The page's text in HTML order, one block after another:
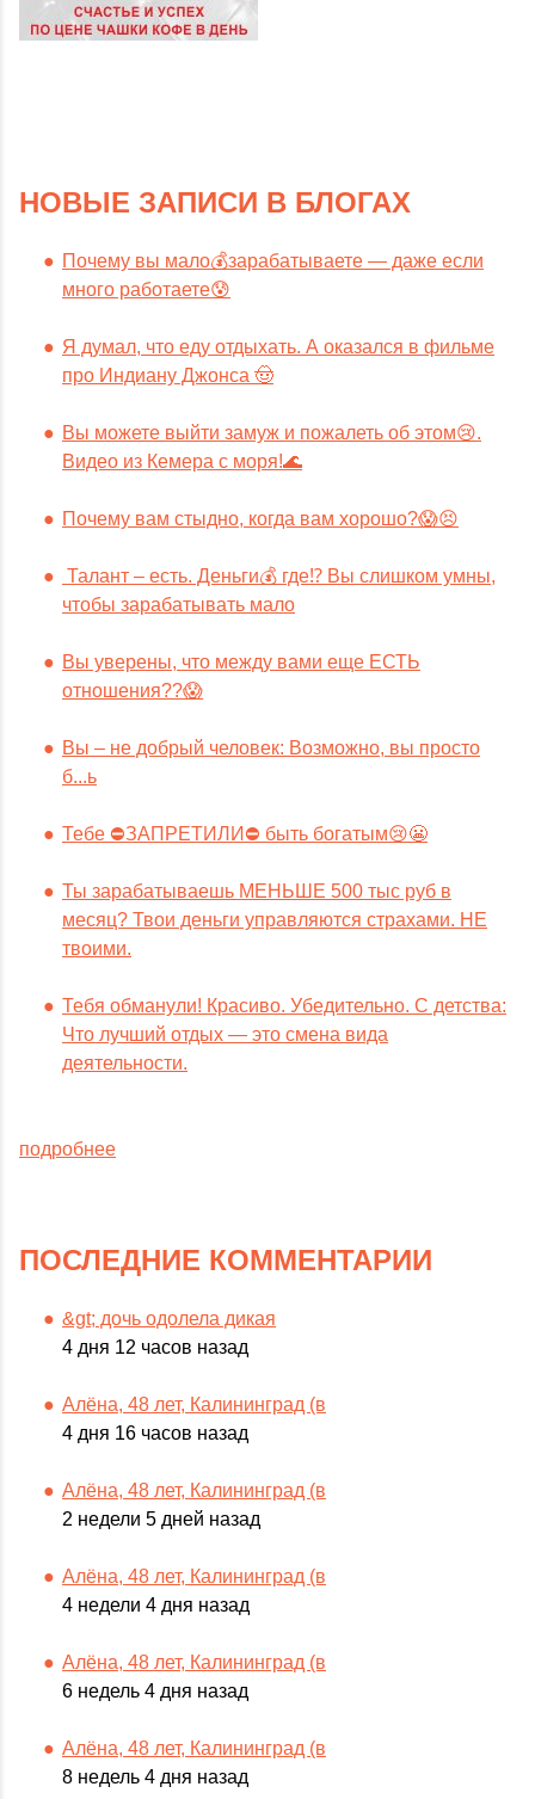
НОВЫЕ ЗАПИСИ В БЛОГАХ
Почему вы мало💰зарабатываете — даже если
много работаете😰
Я думал, что еду отдыхать. А оказался в фильме
про Индиану Джонса 🤠
Вы можете выйти замуж и пожалеть об этом😢.
Видео из Кемера с моря!🌊
Почему вам стыдно, когда вам хорошо?😱😣
Талант – есть. Деньги💰 где⁉️ Вы слишком умны,
чтобы зарабатывать мало
Вы уверены, что между вами еще ЕСТЬ
отношения??😱
Вы – не добрый человек: Возможно, вы просто
б...ь
Тебе ⛔️ЗАПРЕТИЛИ⛔️ быть богатым😢😬
Ты зарабатываешь МЕНЬШЕ 500 тыс руб в
месяц? Твои деньги управляются страхами. НЕ
твоими.
Тебя обманули! Красиво. Убедительно. С детства:
Что лучший отдых — это смена вида
деятельности.
подробнее
ПОСЛЕДНИЕ КОММЕНТАРИИ
&gt; дочь одолела дикая
4 дня 12 часов назад
Алёна, 48 лет, Калининград (в
4 дня 16 часов назад
Алёна, 48 лет, Калининград (в
2 недели 5 дней назад
Алёна, 48 лет, Калининград (в
4 недели 4 дня назад
Алёна, 48 лет, Калининград (в
6 недель 4 дня назад
Алёна, 48 лет, Калининград (в
8 недель 4 дня назад